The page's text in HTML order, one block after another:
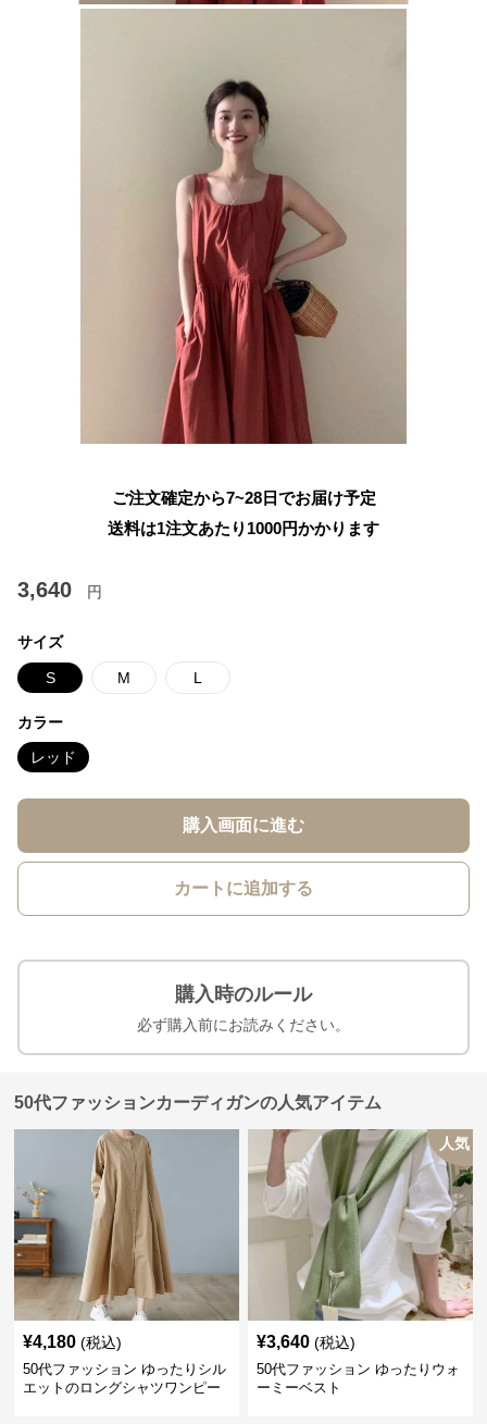
ご注文確定から7~28日でお届け予定
送料は1注文あたり 1000円かかります
3,640 円
サイズ
S M L
カラー
レッド
購入画面に進む
カートに追加する
購入時のルール
必ず購入前にお読みください。
50代ファッションカーディガンの人気アイテム
¥4,180 (税込)
50代ファッション ゆったりシル
エットのロングシャツワンピー
人気
¥3,640 (税込)
50代ファッション ゆったりウォ
ーミーベスト